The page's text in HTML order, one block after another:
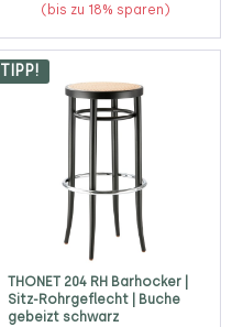
(bis zu 18% sparen)
TIPP!
THONET 204 RH Barhocker |
Sitz-Rohrgeflecht | Buche
gebeizt schwarz